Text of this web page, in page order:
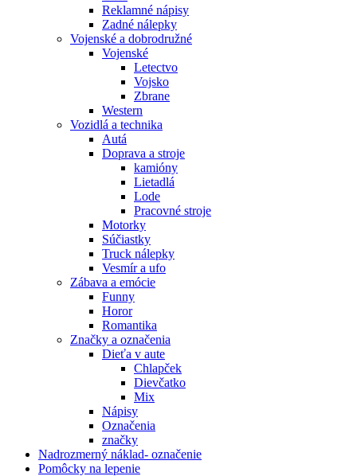
Reklamné nápisy
Zadné nálepky
Vojenské a dobrodružné
Vojenské
Letectvo
Vojsko
Zbrane
Western
Vozidlá a technika
Autá
Doprava a stroje
kamióny
Lietadlá
Lode
Pracovné stroje
Motorky
Súčiastky
Truck nálepky
Vesmír a ufo
Zábava a emócie
Funny
Horor
Romantika
Značky a označenia
Dieťa v aute
Chlapček
Dievčatko
Mix
Nápisy
Označenia
značky
Nadrozmerný náklad- označenie
Pomôcky na lepenie